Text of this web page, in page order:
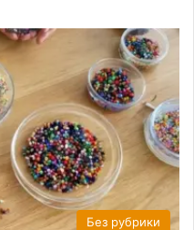
Без рубрики